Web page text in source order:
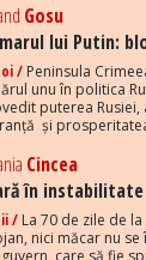
Gosu
lui Putin:
/ Peninsula
unu în politica
puterea
și
Cincea
în
/ La 70 de zile de
nici măcar nu